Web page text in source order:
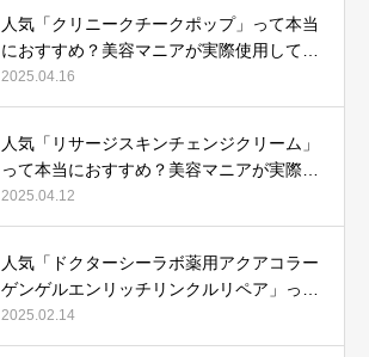
人気「クリニークチークポップ」って本当
におすすめ？美容マニアが実際使用して口
コミを検証！
2025.04.16
人気「リサージスキンチェンジクリーム」
って本当におすすめ？美容マニアが実際使
用して口コミを検証！
2025.04.12
人気「ドクターシーラボ薬用アクアコラー
ゲンゲルエンリッチリンクルリペア」って
本当におすすめ？美容マニアが実際使用し
て口コミを検証
2025.02.14